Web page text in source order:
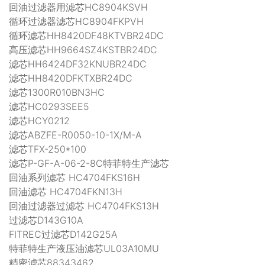
回油过滤器用滤芯HC8904KSVH
循环过滤器滤芯HC8904FKPVH
循环滤芯HH8420DF48KTVBR24DC
高压滤芯HH9664SZ4KSTBR24DC
滤芯HH6424DF32KNUBR24DC
滤芯HH8420DFKTXBR24DC
滤芯1300R010BN3HC
滤芯HC0293SEE5
滤芯HCY0212
滤芯ABZFE-R0050-10-1X/M-A
滤芯TFX-250*100
滤芯P-GF-A-06-2-8C特菲特生产滤芯
回油系列滤芯 HC4704FKS16H
回油滤芯 HC4704FKN13H
回油过滤器过滤芯 HC4704FKS13H
过滤芯D143G10A
FITREC过滤芯D142G25A
特菲特生产液压油滤芯UL03A10MU
精密滤芯88343462